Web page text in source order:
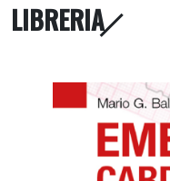
LIBRERIA